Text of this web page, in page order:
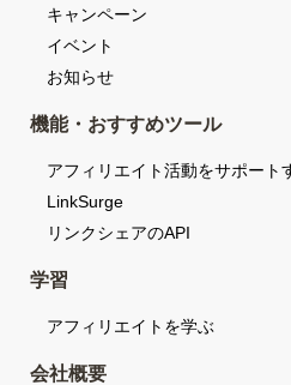
キャンペーン
イベント
お知らせ
機能・おすすめツール
アフィリエイト活動をサポート
LinkSurge
リンクシェアのAPI
学習
アフィリエイトを学ぶ
会社概要